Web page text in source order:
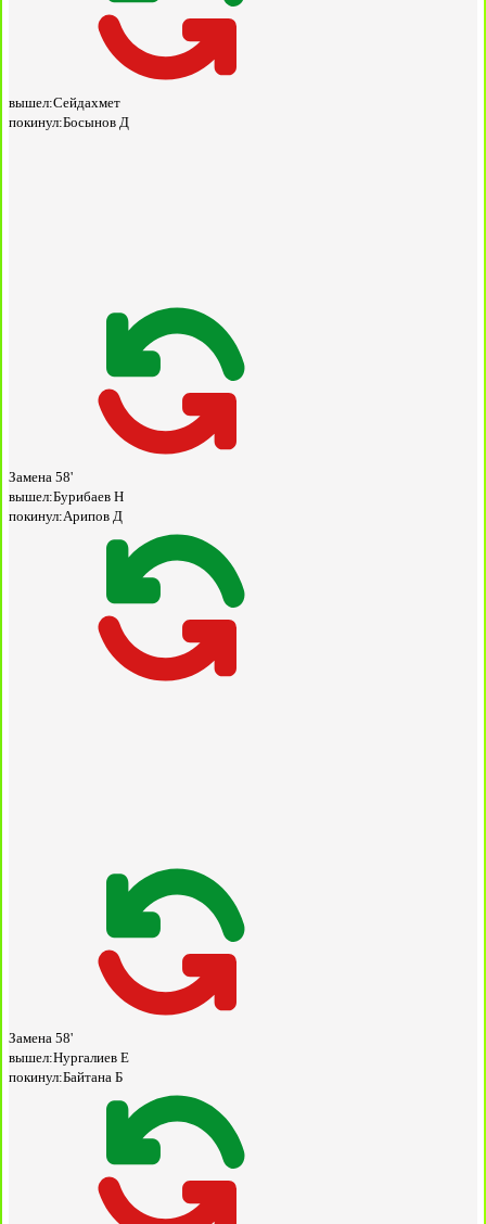
вышел:Сейдахмет
покинул:Босынов Д
Замена 58'
вышел:Бурибаев Н
покинул:Арипов Д
Замена 58'
вышел:Нургалиев Е
покинул:Байтана Б